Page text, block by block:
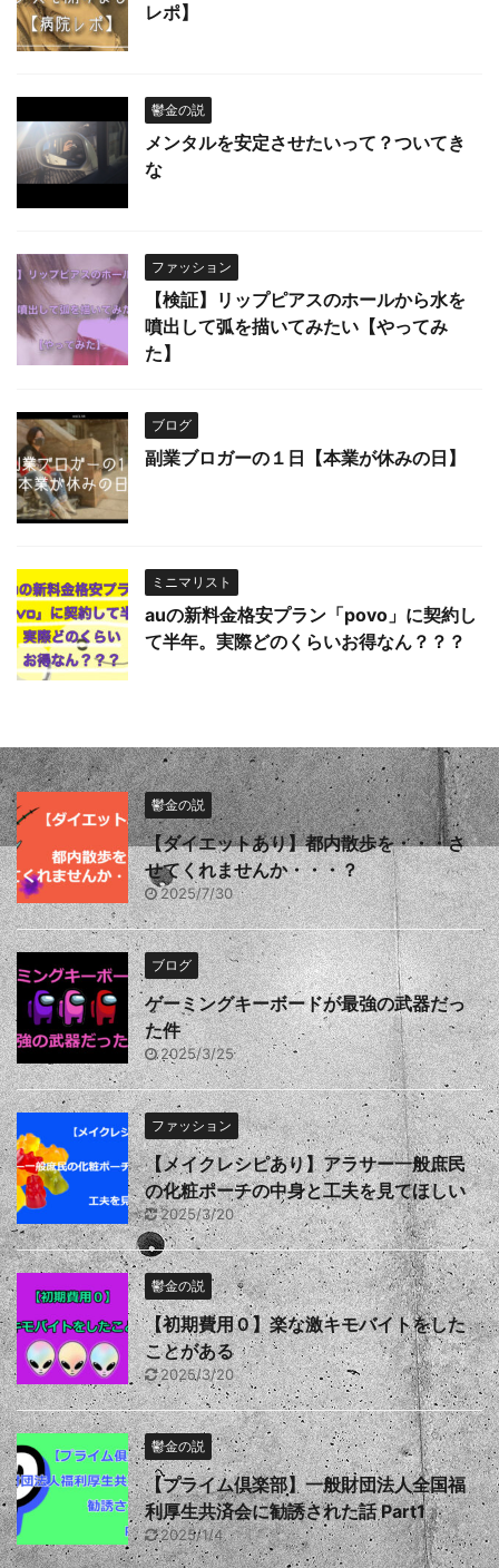
レポ】
鬱金の説
メンタルを安定させたいって？ついてき
な
ファッション
【検証】リップピアスのホールから水を
噴出して弧を描いてみたい【やってみ
た】
ブログ
副業ブロガーの１日【本業が休みの日】
ミニマリスト
auの新料金格安プラン「povo」に契約し
て半年。実際どのくらいお得なん？？？
鬱金の説
【ダイエットあり】都内散歩を・・・さ
せてくれませんか・・・？
2025/7/30
ブログ
ゲーミングキーボードが最強の武器だっ
た件
2025/3/25
ファッション
【メイクレシピあり】アラサー一般庶民
の化粧ポーチの中身と工夫を見てほしい
2025/3/20
鬱金の説
【初期費用０】楽な激キモバイトをした
ことがある
2025/3/20
鬱金の説
【プライム倶楽部】一般財団法人全国福
利厚生共済会に勧誘された話 Part1
2025/1/4